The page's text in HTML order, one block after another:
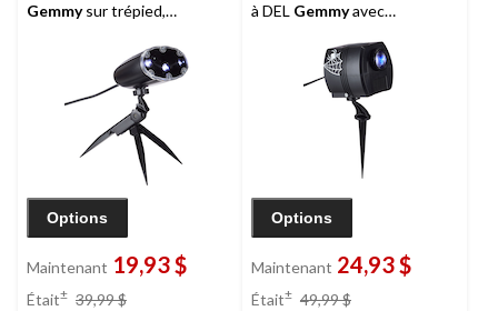
Gemmysur trépied,
intérieure/extérieure
pour l'Halloween
Options
Maintenant 19,93 $
Était± 39,99 $
à DEL Gemmyavec
noir, 1 pi, décoration
intérieure/extérieure à
longueur de projection
Options
Maintenant 24,93 $
Était± 49,99 $